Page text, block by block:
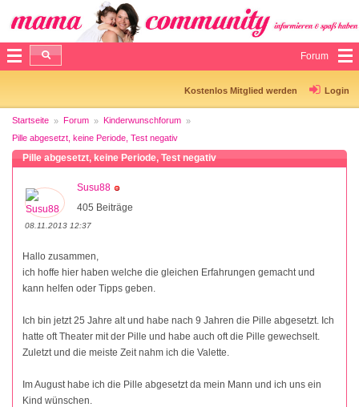
Forum
Kostenlos Mitglied werden Login
Startseite Forum
Kinderwunschforum
Pille abgesetzt, keine Periode, Test negativ
Pille abgesetzt, keine Periode, Test negativ
Susu88
405 Beiträge
08.11.2013 12:37
Hallo zusammen,
ich hoffe hier haben welche die gleichen Erfahrungen gemacht und
kann helfen oder Tipps geben.
Ich bin jetzt 25 Jahre alt und habe nach 9 Jahren die Pille abgesetzt. Ich
hatte oft Theater mit der Pille und habe auch oft die Pille gewechselt.
Zuletzt und die meiste Zeit nahm ich die Valette.
Im August habe ich die Pille abgesetzt da mein Mann und ich uns ein
Kind wünschen.